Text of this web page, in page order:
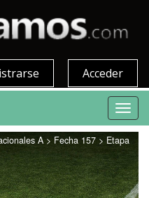
Acceder
A > Fecha 157 > Etapa